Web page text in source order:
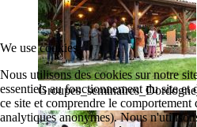
We use cookies
Nous utilisons des cookies sur notre
essentiels au fonctionnement du site et
ce site et comprendre le comportement
analytiques anonymes). Nous